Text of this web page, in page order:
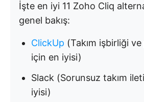
İşte en iyi 11 Zoho Cliq
genel bakış:
ClickUp (Takım işbirliği
için en iyisi)
Slack (Sorunsuz takım
iyisi)